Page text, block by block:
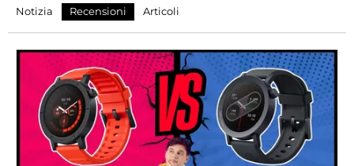
Notizia Recensioni Articoli